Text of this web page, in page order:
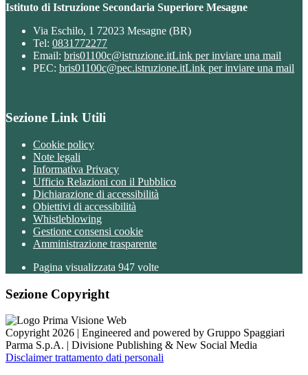
Istituto di Istruzione Secondaria Superiore Mesagne
Via Eschilo, 1 72023 Mesagne (BR)
Tel: 0831772277
Email: bris01100c@istruzione.itLink per inviare una mail
PEC: bris01100c@pec.istruzione.itLink per inviare una mail
Sezione Link Utili
Cookie policy
Note legali
Informativa Privacy
Ufficio Relazioni con il Pubblico
Dichiarazione di accessibilità
Obiettivi di accessibilità
Whistleblowing
Gestione consensi cookie
Amministrazione trasparente
Pagina visualizzata 947 volte
Sezione Copyright
Copyright 2026 | Engineered and powered by Gruppo Spaggiari
Parma S.p.A. | Divisione Publishing & New Social Media
Disclaimer trattamento dati personali